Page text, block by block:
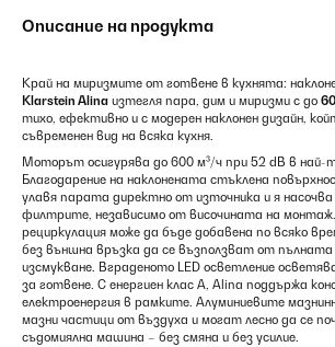
Описание на продукта
Край на миризмите от готвене в кухнята:
Klarstein Alina изтегля пара, дим и миризми с до
тихо, ефективно и с модерен наклонен дизайн,
съвременен вид на всяка кухня.
Моторът осигурява до 600 м³/ч при 52 dB в най-
Благодарение на наклонената стъклена
улавя парата директно от източника и я
филтрите, независимо от височината на
рециркулация може да бъде добавена по всяко
без външна връзка да се възползват от
изсмукване. Вграденото LED осветление
за готвене. С енергиен клас A, Alina поддържа
електроенергия в рамките. Алуминиевите
мазни частици от въздуха и могат лесно да се
съдомиялна машина – без смяна и без усилие.